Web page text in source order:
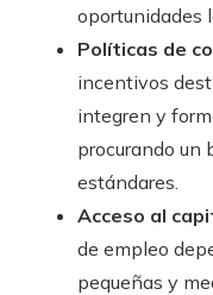
oportunidades
Políticas de
incentivos
integren y
procurando un
estándares.
Acceso al
de empleo
pequeñas y